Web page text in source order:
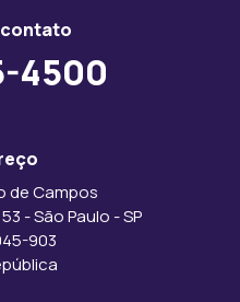
contato
4500
de Campos
- São Paulo - SP
903